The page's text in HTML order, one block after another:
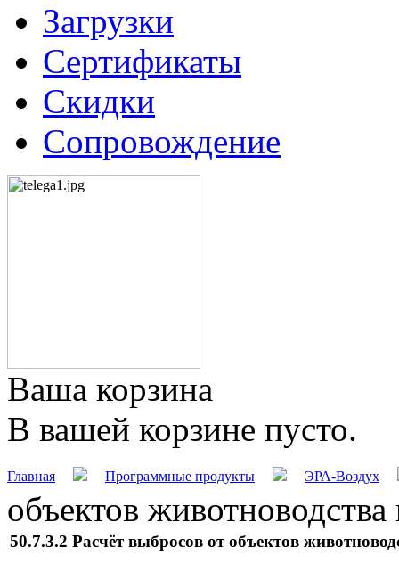
Загрузки
Сертификаты
Скидки
Сопровождение
Ваша корзина
В вашей корзине пусто.
Главная Программные продукты ЭРА-Воздух
объектов животноводства
50.7.3.2 Расчёт выбросов от объектов